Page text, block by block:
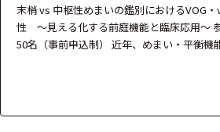
末梢 vs 中枢性めまいの鑑別におけるVOG
性 〜見える化する前庭機能と臨床応用〜
50名（事前申込制） 近年、めまい・平衡機
庭機能を“見える化”できるこれらの検査は
めまいの鑑別診断において重要な役割を果